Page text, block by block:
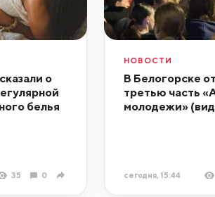
о
белья
35 0
НОВОСТИ
В Белогорске
третью часть
молодежи»
сегодня, 15:44